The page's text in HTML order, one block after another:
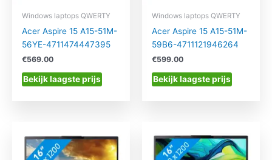
Windows laptops QWERTY
Acer Aspire 15 A15-51M-
56YE-4711474447395
€569.00
Bekijk laagste prijs
Windows laptops QWERTY
Acer Aspire 15 A15-51M-
59B6-4711121946264
€599.00
Bekijk laagste prijs